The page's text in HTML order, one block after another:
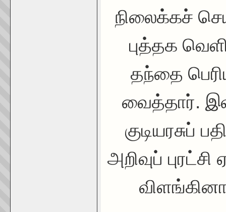
நிலைக்கச்
புத்தக
தந்தை
வைத்தார்.
குடியரசுப்
அறிவுப்